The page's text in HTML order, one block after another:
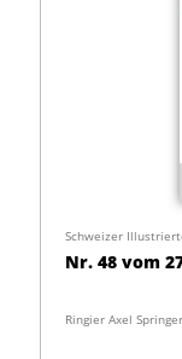
Schweizer
Nr. 48 vom
Ringier Axel